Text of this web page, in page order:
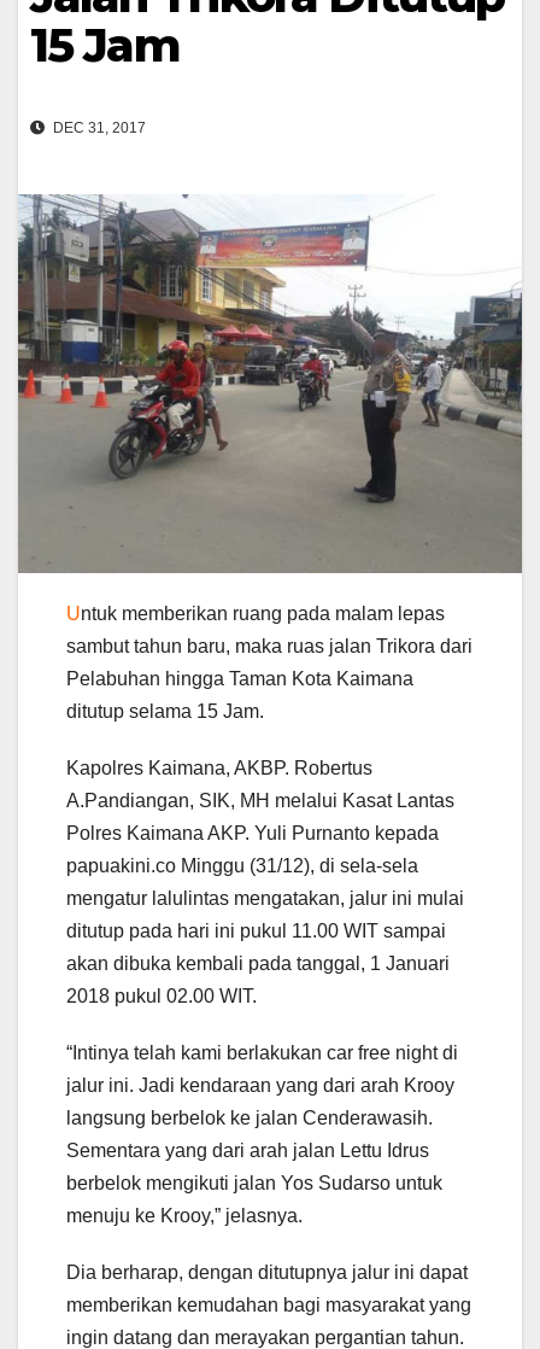
15 Jam
DEC 31, 2017
Untuk memberikan ruang pada malam lepas
sambut tahun baru, maka ruas jalan Trikora dari
Pelabuhan hingga Taman Kota Kaimana
ditutup selama 15 Jam.
Kapolres Kaimana, AKBP. Robertus
A.Pandiangan, SIK, MH melalui Kasat Lantas
Polres Kaimana AKP. Yuli Purnanto kepada
papuakini.co Minggu (31/12), di sela-sela
mengatur lalulintas mengatakan, jalur ini mulai
ditutup pada hari ini pukul 11.00 WIT sampai
akan dibuka kembali pada tanggal, 1 Januari
2018 pukul 02.00 WIT.
“Intinya telah kami berlakukan car free night di
jalur ini. Jadi kendaraan yang dari arah Krooy
langsung berbelok ke jalan Cenderawasih.
Sementara yang dari arah jalan Lettu Idrus
berbelok mengikuti jalan Yos Sudarso untuk
menuju ke Krooy,” jelasnya.
Dia berharap, dengan ditutupnya jalur ini dapat
memberikan kemudahan bagi masyarakat yang
ingin datang dan merayakan pergantian tahun.